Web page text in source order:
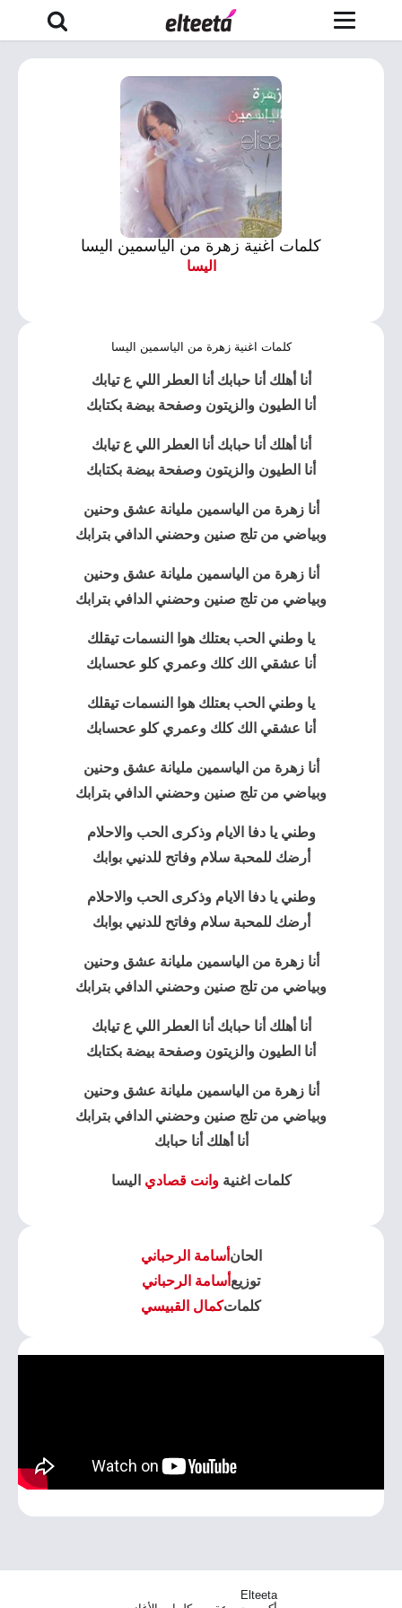
كلمات اغنية زهرة من الياسمين اليسا
اليسا
كلمات اغنية زهرة من الياسمين اليسا
أنا أهلك أنا حبابك أنا العطر اللي ع تيابك
أنا الطيون والزيتون وصفحة بيضة بكتابك
أنا أهلك أنا حبابك أنا العطر اللي ع تيابك
أنا الطيون والزيتون وصفحة بيضة بكتابك
أنازهرة من الياسمين مليانة عشق وحنين
وبياضي من تلج صنين وحضني الدافي بترابك
أنا زهرة من الياسمين مليانة عشق وحنين
وبياضي من تلج صنين وحضني الدافي بترابك
يا وطني الحب بعتلك هوا النسمات تيقلك
أنا عشقي الك كلك وعمري كلو عحسابك
يا وطني الحب بعتلك هوا النسمات تيقلك
أنا عشقي الك كلك وعمري كلو عحسابك
أنا زهرة من الياسمين مليانة عشق وحنين
وبياضي من تلج صنين وحضني الدافي بترابك
وطني يا دفا الايام وذكرى الحب والاحلام
أرضك للمحبة سلام وفاتح للدنيي بوابك
وطني يا دفا الايام وذكرى الحب والاحلام
أرضك للمحبة سلام وفاتح للدنيي بوابك
أنا زهرة من الياسمين مليانة عشق وحنين
وبياضي من تلج صنين وحضني الدافي بترابك
أنا أهلك أنا حبابك أنا العطر اللي ع تيابك
أنا الطيون والزيتون وصفحة بيضة بكتابك
أنا زهرة من الياسمين مليانة عشق وحنين
وبياضي من تلج صنين وحضني الدافي بترابك
أنا أهلك أنا حبابك
كلمات اغنيةوانت قصادي اليسا
الحان أسامة الرحباني
توزيع أسامة الرحباني
كلماتكمال القبيسي
Elteeta